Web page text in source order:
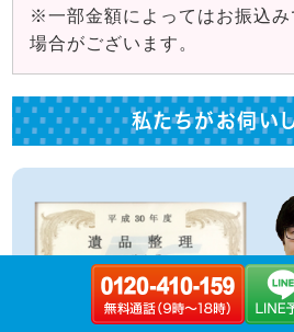
※一部金額によってはお振込み
場合がございます。
私たちがお伺い